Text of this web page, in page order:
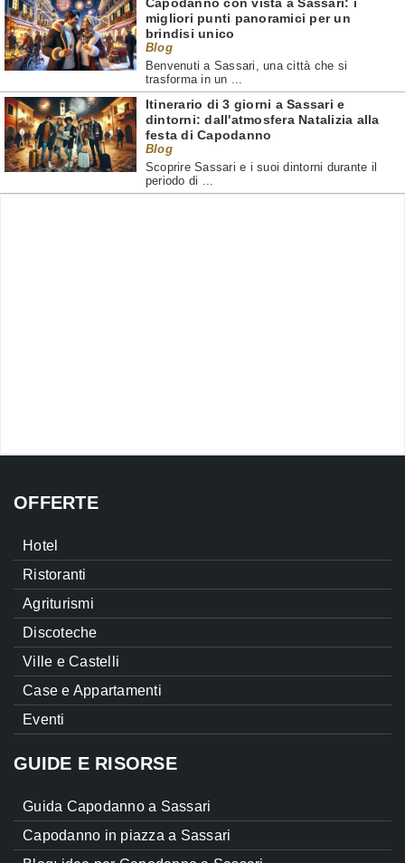
migliori punti panoramici per un
brindisi unico
Blog
Benvenuti a Sassari, una città che si
trasforma in un ...
Itinerario di 3 giorni a Sassari e
dintorni: dall'atmosfera Natalizia alla
festa di Capodanno
Blog
Scoprire Sassari e i suoi dintorni durante il
periodo di ...
OFFERTE
Hotel
Ristoranti
Agriturismi
Discoteche
Ville e Castelli
Case e Appartamenti
Eventi
GUIDE E RISORSE
Guida Capodanno a Sassari
Capodanno in piazza a Sassari